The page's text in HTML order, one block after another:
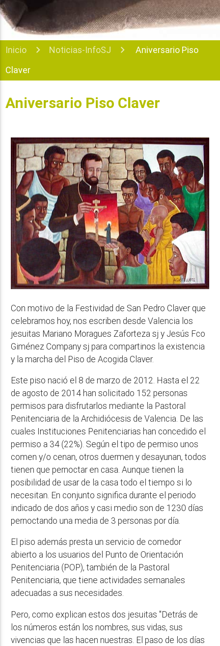
Inicio Noticias-InfoSJ
Aniversario Piso
Claver
Aniversario Piso Claver
Con motivo de la Festividad de San Pedro Claver que
celebramos hoy, nos escriben desde Valencia los
jesuitas Mariano Moragues Zaforteza sj y Jesús Fco
Giménez Company sj para compartinos la existencia
y la marcha del Piso de Acogida Claver.
Este piso nació el 8 de marzo de 2012. Hasta el 22
de agosto de 2014 han solicitado 152 personas
permisos para disfrutarlos mediante la Pastoral
Penitenciaria de la Archidiócesis de Valencia. De las
cuales Instituciones Penitenciarias han concedido el
permiso a 34 (22%). Según el tipo de permiso unos
comen y/o cenan, otros duermen y desayunan, todos
tienen que pernoctar en casa. Aunque tienen la
posibilidad de usar de la casa todo el tiempo si lo
necesitan. En conjunto significa durante el periodo
indicado de dos años y casi medio son de 1230 días
pernoctando una media de 3 personas por día.
El piso además presta un servicio de comedor
abierto a los usuarios del Punto de Orientación
Penitenciaria (POP), también de la Pastoral
Penitenciaria, que tiene actividades semanales
adecuadas a sus necesidades.
Pero, como explican estos dos jesuitas "Detrás de
los números están los nombres, sus vidas, sus
vivencias que las hacen nuestras. El paso de los días